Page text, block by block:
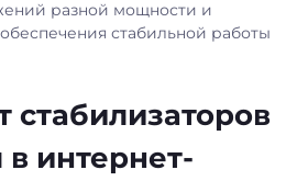
разной мощности и
стабильной работы
стабилизаторов
интернет-